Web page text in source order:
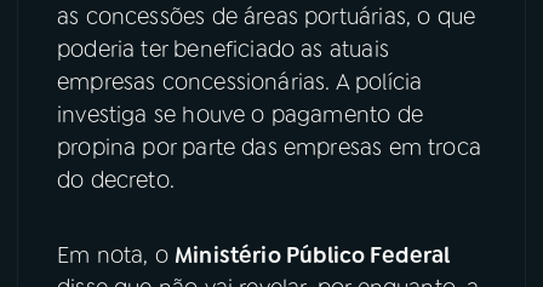
as concessões de áreas portuárias, o que
poderia ter beneficiado as atuais
empresas concessionárias. A polícia
investiga se houve o pagamento de
propina por parte das empresas em troca
do decreto.
Em nota, o Ministério Público Federal